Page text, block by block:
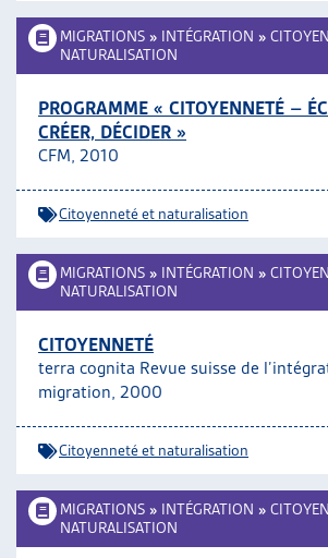
MIGRATIONS » INTÉGRATION »
NATURALISATION
PROGRAMME « CITOYENNETÉ –
CRÉER, DÉCIDER »
CFM, 2010
Citoyenneté et naturalisation
MIGRATIONS » INTÉGRATION »
NATURALISATION
CITOYENNETÉ
terra cognita Revue suisse de
migration, 2000
Citoyenneté et naturalisation
MIGRATIONS » INTÉGRATION »
NATURALISATION